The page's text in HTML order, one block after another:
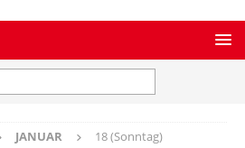
JANUAR 18 (Sonntag)